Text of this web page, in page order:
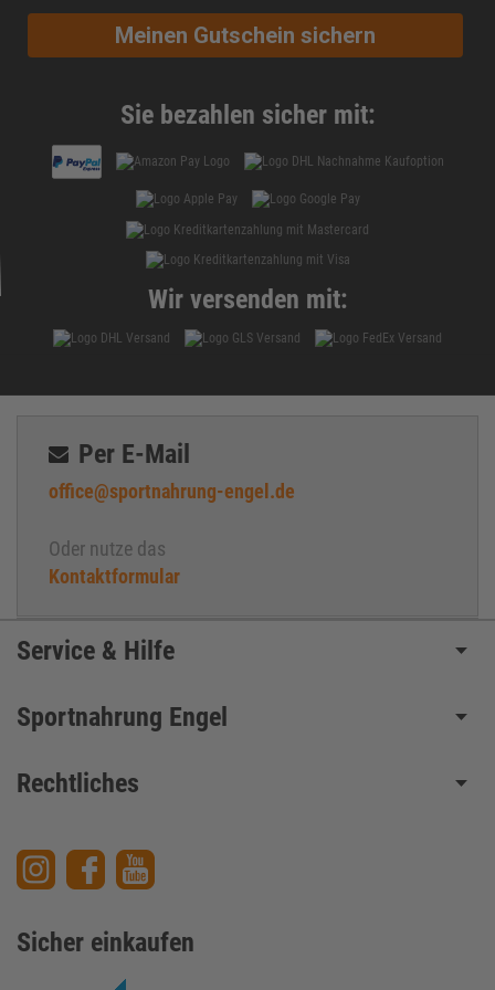
Meinen Gutschein sichern
Sie bezahlen sicher mit:
Wir versenden mit:
Per E-Mail
office@sportnahrung-engel.de
Oder nutze das
Kontaktformular
Service & Hilfe
Sportnahrung Engel
Rechtliches
Sicher einkaufen